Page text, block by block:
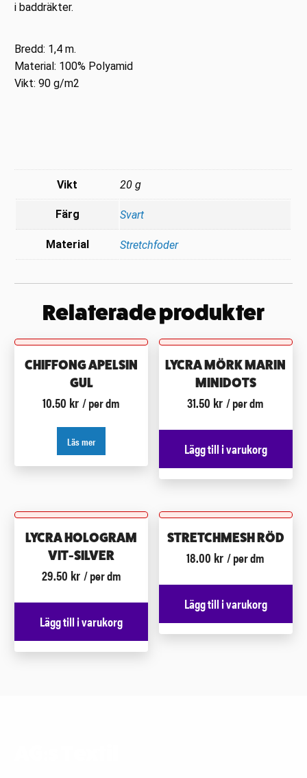
i baddräkter.
Bredd: 1,4 m.
Material: 100% Polyamid
Vikt: 90 g/m2
Vikt 20 g
Färg Svart
Material Stretchfoder
Relaterade produkter
CHIFFONG APELSIN
GUL
10.50 kr / per dm
Läs mer
LYCRA MÖRK MARIN
MINIDOTS
31.50 kr / per dm
Lägg till i varukorg
LYCRA HOLOGRAM
VIT-SILVER
29.50 kr / per dm
Lägg till i varukorg
STRETCHMESH RÖD
18.00 kr / per dm
Lägg till i varukorg